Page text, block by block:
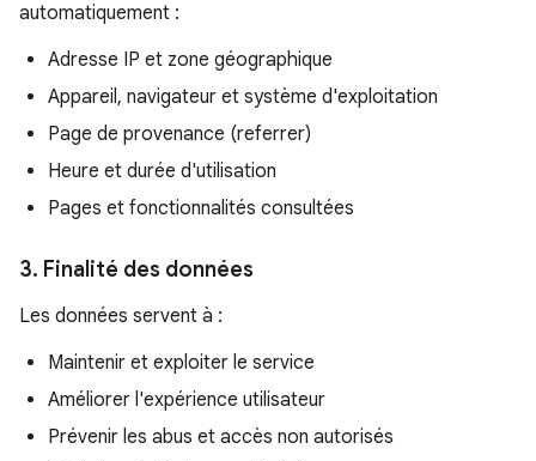
automatiquement :
Adresse IP et zone géographique
Appareil, navigateur et système d'exploitation
Page de provenance (referrer)
Heure et durée d'utilisation
Pages et fonctionnalités consultées
3. Finalité des données
Les données servent à :
Maintenir et exploiter le service
Améliorer l'expérience utilisateur
Prévenir les abus et accès non autorisés